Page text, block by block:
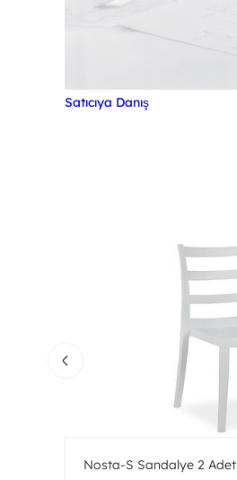
Satıcıya Danış
Nosta-S Sandalye 2 Adet